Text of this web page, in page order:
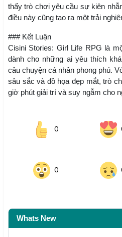
thấy trò chơi yêu cầu sự kiên
điều này cũng tạo ra một trải
### Kết Luận
Cisini Stories: Girl Life RPG là
dành cho những ai yêu thích
câu chuyện cá nhân phong phú.
sâu sắc và đồ họa đẹp mắt, trò
giờ phút giải trí và suy ngẫm cho
0
0
Whats New